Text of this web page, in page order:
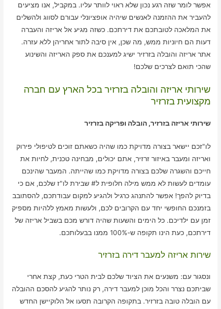
אפשר לומר שזה רגע נכון שלא ראוי לוותר עליו. במקביל, אנו מציעים
להעביר את ההזמנה לאנשים שיהיה אופציונלי עבורם לסווג ולהשלים
את המלאכה לטובתכם את דירתכם. כשזה מגיע אל אריזה והעברה
דעות הם חיוניות ממש, מה שכן, אין סיבה לתור אחריהן ללא עזרה.
אתר אריזה והובלה בזרזיר ישיג למענכם את ספק האריזה והשינוע
שהכי תואם לצרכים שלכם!
שירותי אריזה והובלה בזרזיר בכל הארץ עם חברה
מקצועית בזרזיר
שירותי אריזה בזרזיר, הובלה ופריקה בזרזיר
לו"זכם יישאר בצורה מדויקת כמו שהיה כשאתם זוכים לטיפולי פירוק
ואריזה ומעבר באיזור זרזיר, אתם יכולים, מבחינה טכנית, לחיות את
חייכם והשגרה שלכם בצורה מדויקת כמו שהייתה. המעבר שהינכם
עומדים לעשות לא ממש מילה חלופית ל# שבירת לו"ז שלכם, אם כי
בדיוק להפך! אפשר להתנהג כרגיל ולהגיע למקום עבודתכם, להסתובב
בזמנכם החופשי יחד עם הקרובים לכם, ולעשות מאמץ ללהיות מספיק
זמן עם ילדיכם. כל הימים והשעות שהיה דורש מכם בשביל אריזה של
דירתכם, כעת הינו תקופה ש-100% ממנו בבעלותכם.
שירות אריזה למעבר דירה בזרזיר
ונסגור עם: משנעים את הציוד שלכם לבית הטרי כעת, קצת אחרי
שביתכם נצרר והכל מוכן למעבר דירה, רק נותר להגיע להסכם ההובלה
עם הובלה טובה בזרזיר. בתקופה הקרובה תסעו אל הלוקיישן החדש